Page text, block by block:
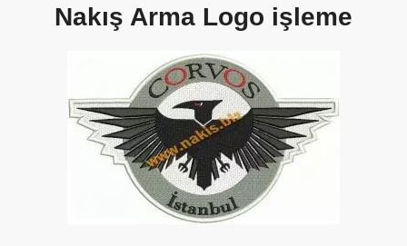
Nakış Arma Logo işleme